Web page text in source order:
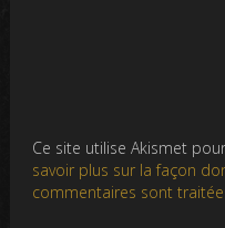
Ce site utilise Akismet
savoir plus sur la façon
commentaires sont